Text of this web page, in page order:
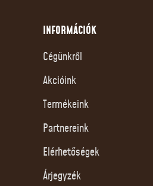
INFORMÁCIÓK
Cégünkről
Akcióink
Termékeink
Partnereink
Elérhetőségek
Árjegyzék